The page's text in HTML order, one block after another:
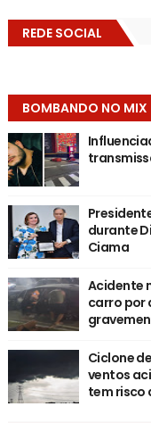
REDE SOCIAL
BOMBANDO NO MIX
durante
Ciama
Acidente
carro por
Ciclone
ventos
tem risco